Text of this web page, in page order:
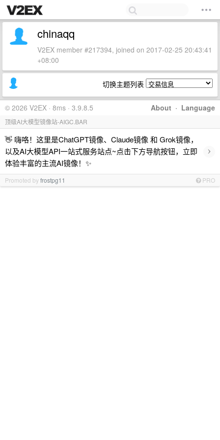
chinaqq
V2EX member #217394, joined on 2017-02-25 20:43:41
+08:00
切换主题列表
About · Language
© 2026 V2EX · 8ms · 3.9.8.5
顶级AI大模型镜像站-AIGC.BAR
👋 嗨咯！这里是ChatGPT镜像、Claude镜像 和 Grok镜像，
以及AI大模型API一站式服务站点~点击下方导航按钮，立即
体验丰富的主流AI镜像！✨
›
Promoted byfrostpg11 PRO